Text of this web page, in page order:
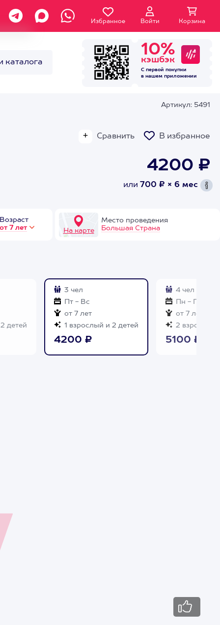
Избранное Войти Корзина
каталога
10%
кэшбэк
С первой покупки
в нашем приложении
Артикул: 5491
Сравнить В избранное
4200 ₽
или 700 ₽ × 6 мес
Возраст
от 7 лет
На карте
Место проведения
Большая Страна
детей
3 чел
Пт - Вс
от 7 лет
1 взрослый и 2 детей
4200 ₽
4 чел
Пн - Пт
от 7 лет
2 взрослых
5100 ₽